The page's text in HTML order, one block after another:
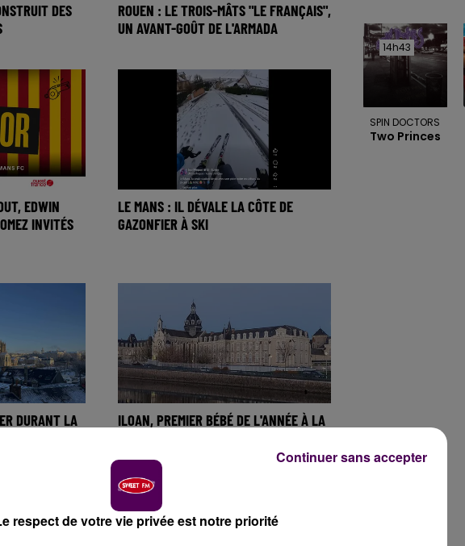
DES
ROUEN : LE TROIS-MÂTS "LE FRANÇAIS",
UN AVANT-GOÛT DE L'ARMADA
EDWIN
INVITÉS
LE MANS : IL DÉVALE LA CÔTE DE
GAZONFIER À SKI
DURANT LA
ILOAN, PREMIER BÉBÉ DE L'ANNÉE À LA
14h43
14h43
SPIN DOCTORS
Two Princes
respect de votre vie privée est notre priorité
Continuer sans accepter